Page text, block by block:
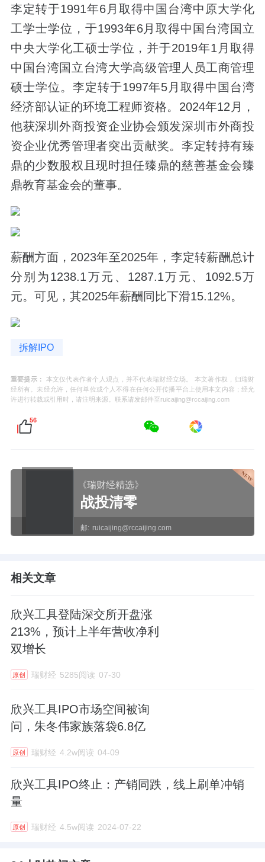
李定转于1991年6月取得中国台湾中原大学化
工学士学位，于1993年6月取得中国台湾国立
中央大学化工硕士学位，并于2019年1月取得
中国台湾国立台湾大学高级管理人员工商管理
硕士学位。李定转于1997年5月取得中国台湾
经济部认证的环境工程师资格。2024年12月，
他获深圳外商投资企业协会颁发深圳市外商投
资企业优秀管理者突出贡献奖。李定转持有臻
鼎的少数股权且现时担任臻鼎的慈善基金会臻
鼎教育基金会的董事。
薪酬方面，2023年至2025年，李定转薪酬总计
分别为1238.1万元、1287.1万元、1092.5万
元。可见，其2025年薪酬同比下滑15.12%。
拆解IPO
重要提示：
本文仅代表作者个人观点，并不代表瑞财经立场。 本文著作权，归瑞财
经所有。未经允许，任何单位或个人不得在任何公开传播平台上使用本文内容；经允
许进行转载或引用时，请注明来源。联系请发邮件至ruicaijing@rccaijing.com
56
《瑞财经精选》
战投清零
邮: ruicaijing@rccaijing.com
相关文章
欣兴工具登陆深交所开盘涨
213%，预计上半年营收净利
双增长
原创 瑞财经 5285阅读 07-30
欣兴工具IPO市场空间被询
问，朱冬伟家族落袋6.8亿
原创 瑞财经 4.2w阅读 04-09
欣兴工具IPO终止：产销同跌，线上刷单冲销
量
原创 瑞财经 4.5w阅读 2024-07-22